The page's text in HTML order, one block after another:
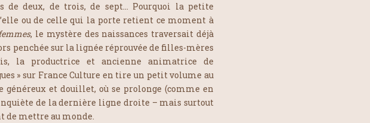
de deux, de trois, de sept… Pourquoi la petite
ou de celle qui la porte retient ce moment à
, le mystère des naissances traversait déjà
penchée sur la lignée réprouvée de filles-mères
la productrice et ancienne animatrice de
» sur France Culture en tire un petit volume au
et douillet, où se prolonge (comme en
inquiète de la dernière ligne droite – mais surtout
de mettre au monde.